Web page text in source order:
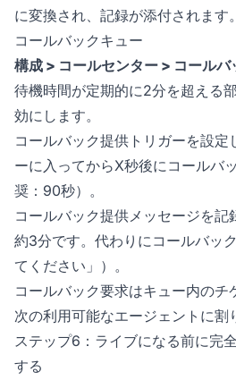
に変換され、記録が添付されます。
コールバックキュー
構成 > コールセンター > コールバ
待機時間が定期的に2分を超える
効にします。
コールバック提供トリガーを設定
ーに入ってからX秒後にコールバ
奨：90秒）。
コールバック提供メッセージを記
約3分です。代わりにコールバッ
てください」）。
コールバック要求はキュー内のチ
次の利用可能なエージェントに割
ステップ6：ライブになる前に完
する